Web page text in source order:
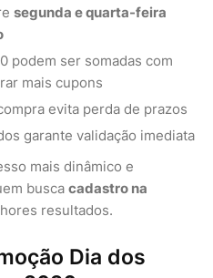
segunda e quarta-feira
podem ser somadas com
mais cupons
evita perda de prazos
garante validação imediata
mais dinâmico e
busca cadastro na
resultados.
Dia dos